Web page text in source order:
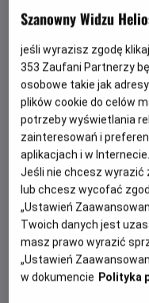
Dołącz do Spider-
osobistej walce i
kontynuację z
Po światowym
domu”, film „Spider-
zupełnie nowy
Mana. Peter jest teraz
Szanowny Widzu
jeśli wyrazisz zgodę
353 Zaufani Partnerzy
osobowe takie jak
plików cookie do celów
potrzeby wyświetlania
zainteresowań i
aplikacjach i w
Jeśli nie chcesz wyrazić
lub chcesz wycofać
„Ustawień
Twoich danych jest
masz prawo wyrazić
„Ustawień
w dokumencie Polityka